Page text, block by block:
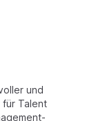
und
für Talent